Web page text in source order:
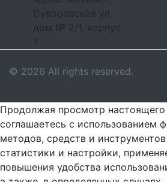
Суворовская ул,
дом № 2/1, корпус
© 2026 All rights reserved.
Продолжая просмотр настоящего
соглашаетесь с использованием
методов, средств и
статистики и настройки,
повышения удобства